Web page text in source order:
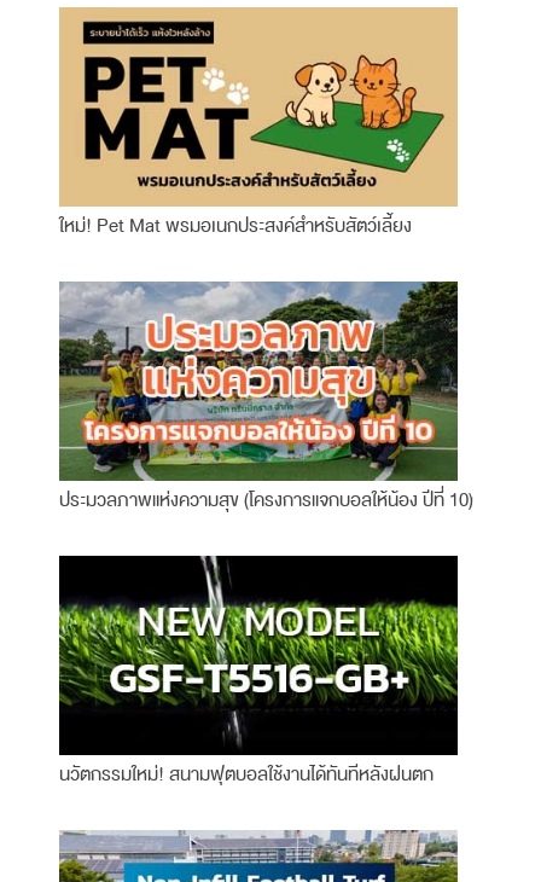
ใหม่! Pet Mat พรมอเนกประสงค์สำหรับสัตว์เลี้ยง
ประมวลภาพแห่งความสุข (โครงการแจกบอลให้น้อง ปีที่ 10)
นวัตกรรมใหม่! สนามฟุตบอลใช้งานได้ทันทีหลังฝนตก